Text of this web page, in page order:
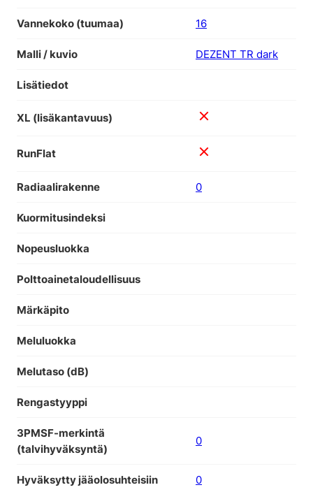
Vannekoko (tuumaa) 16
Malli / kuvio DEZENT TR dark
Lisätiedot
XL (lisäkantavuus)
RunFlat
Radiaalirakenne 0
Kuormitusindeksi
Nopeusluokka
Polttoainetaloudellisuus
Märkäpito
Meluluokka
Melutaso (dB)
Rengastyyppi
3PMSF-merkintä
(talvihyväksyntä)
0
Hyväksytty jääolosuhteisiin 0